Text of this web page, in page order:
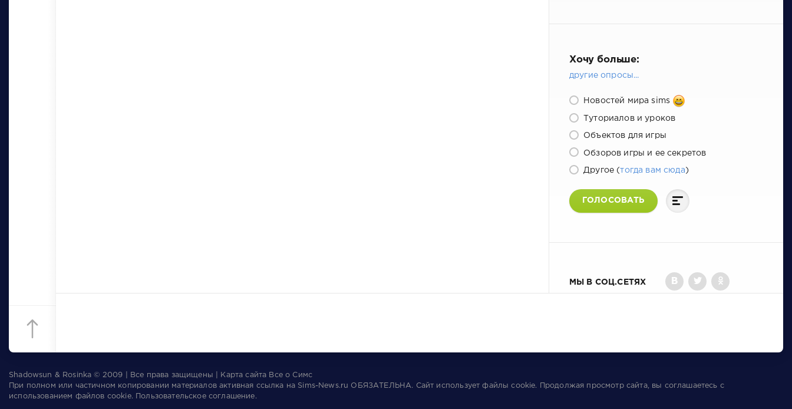
Хочу больше:
другие опросы...
Новостей мира sims
Туториалов и уроков
Объектов для игры
Обзоров игры и ее секретов
Другое (тогда вам сюда)
ГОЛОСОВАТЬ
МЫ В СОЦ.СЕТЯХ
Shadowsun & Rosinka © 2009 | Все права защищены | Карта сайта Все о Симс
При полном или частичном копировании материалов активная ссылка на Sims-News.ru ОБЯЗАТЕЛЬНА. Сайт использует файлыcookie. Продолжая просмотр сайта, вы соглашаетесь с
использованием файлов cookie.
Пользовательское соглашение.